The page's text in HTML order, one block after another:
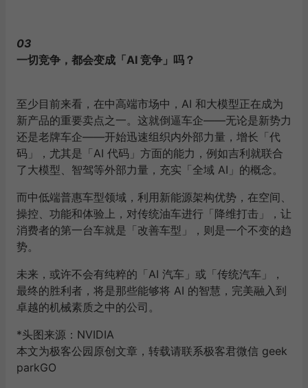
03
一切竞争，都会变成「AI 竞争」吗？
至少目前来看，在中高端市场中，AI 和大模型正在成为
新产品的重要卖点之一。这就倒逼车企——无论是新势力
还是老牌车企——开始迅速组织内外部力量，增长「代
码」，尤其是「AI 代码」方面的能力，例如吉利就联合
了大模型、智驾等外部力量，充实「全域 AI」的概念。
而中低端普惠车型领域，利用新能源架构优势，在空间、
操控、功能和体验上，对传统油车进行「降维打击」，让
消费者的第一台车就是「改善车型」，则是一个不变的趋
势。
未来，或许不会有纯粹的「AI 汽车」或「传统汽车」，
最终的胜利者，将是那些能够将 AI 的智慧，完美融入到
卓越的机械素质之中的公司。
*头图来源： NVIDIA
本文为极客公园原创文章，转载请联系极客君微信 geek
parkGO